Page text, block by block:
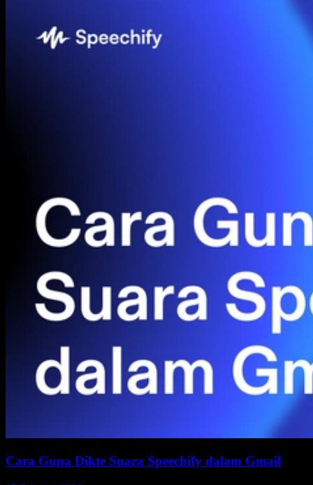
Cara Guna Dikte Suara Speechify dalam Gmail